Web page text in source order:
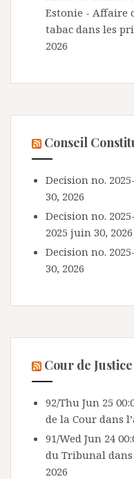
Estonie - Affaire
tabac dans les
2026
Conseil
Decision no.
30, 2026
Decision no.
2025 juin 30, 2026
Decision no.
30, 2026
Cour de
92/Thu Jun 25
de la Cour dans
91/Wed Jun 24
du Tribunal dans
2026